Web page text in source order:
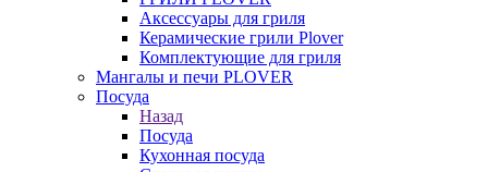
Аксессуары для гриля
Керамические грили Plover
Комплектующие для гриля
Мангалы и печи PLOVER
Посуда
Назад
Посуда
Кухонная посуда